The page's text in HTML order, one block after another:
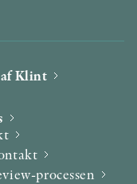
Klint
processen